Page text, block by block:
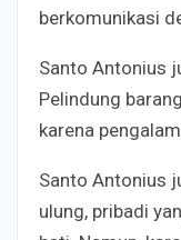
berkomunikasi
Santo Antonius
Pelindung
karena
Santo Antonius
ulung, pribadi